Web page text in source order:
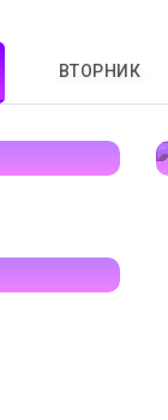
ВТОРНИК